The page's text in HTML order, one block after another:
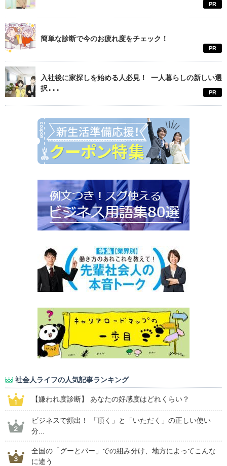
PR
簡単な診断で今のお疲れ度をチェック！
PR
入社後に家探しを始める人必見！ 一人暮らしの新しい選
択...
PR
社会人ライフの人気記事ランキング
【嫌われ度診断】 あなたの好感度はどれくらい？
ビジネスで頻出！ 「頂く」と「いただく」の正しい使い
分...
全国の「グーとパー」での組み分け、地方によってこんな
に違う